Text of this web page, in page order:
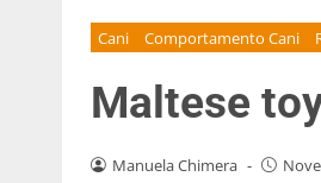
Cani Comportamento Cani
Maltese
Manuela Chimera -